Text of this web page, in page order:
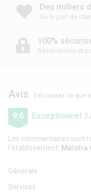
Des milliers
De la part de
100%
Réservations et
Avis Découvrez ce que
9.6 Exceptionnel 2
Les commentaires sont
l'établissement: Maistra
Générale
Services